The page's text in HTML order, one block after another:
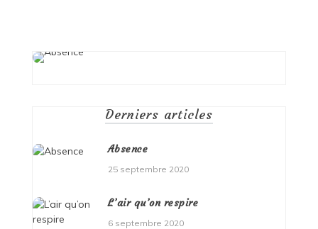
Derniers articles
Absence
25 septembre 2020
L’air qu’on respire
6 septembre 2020